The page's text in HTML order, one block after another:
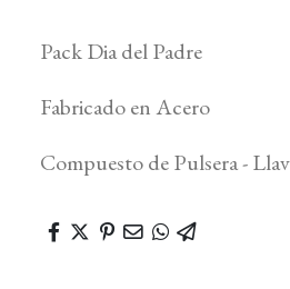
Pack Dia del Padre
Fabricado en Acero
Compuesto de Pulsera -